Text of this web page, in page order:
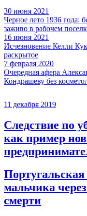
30 июня 2021
Черное лето 1936 года:
заживо в рабочем
16 июня 2021
Исчезновение Келли
раскрытое
7 февраля 2020
Очередная афера
Кондрашеву без
11 декабря 2019
Следствие по
как пример
мальчика
смерти